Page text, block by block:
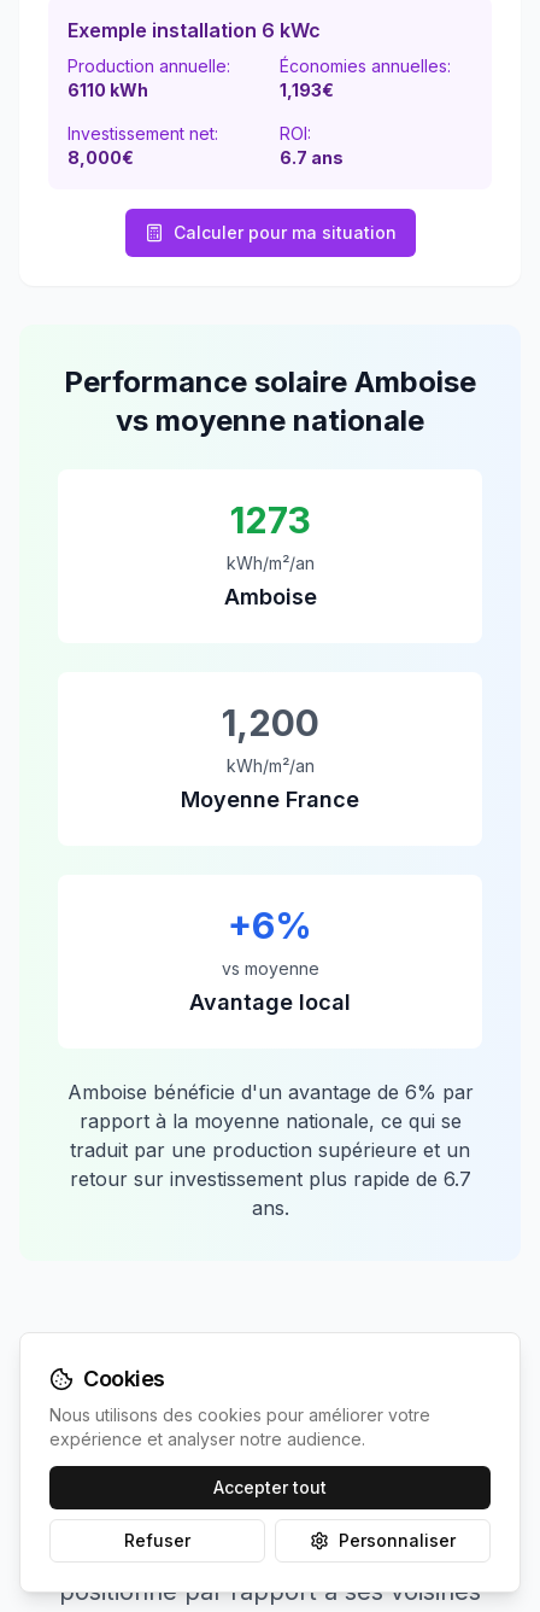
Exemple installation 6 kWc
Production annuelle:
6110 kWh
Économies annuelles:
1,193€
Investissement net:
8,000€
ROI:
6.7 ans
Calculer pour ma situation
Performance solaire Amboise
vs moyenne nationale
1273
kWh/m²/an
Amboise
1,200
kWh/m²/an
Moyenne France
+6%
vs moyenne
Avantage local
Amboise bénéficie d'un avantage de 6% par
rapport à la moyenne nationale, ce qui se
traduit par une production supérieure et un
retour sur investissement plus rapide de 6.7
ans.
Comparaison avec les
communes les plus proches
Découvrez commentAmboisese
positionne par rapport à ses voisines
Cookies
Nous utilisons des cookies pour améliorer votre
expérience et analyser notre audience.
Accepter tout
Refuser Personnaliser